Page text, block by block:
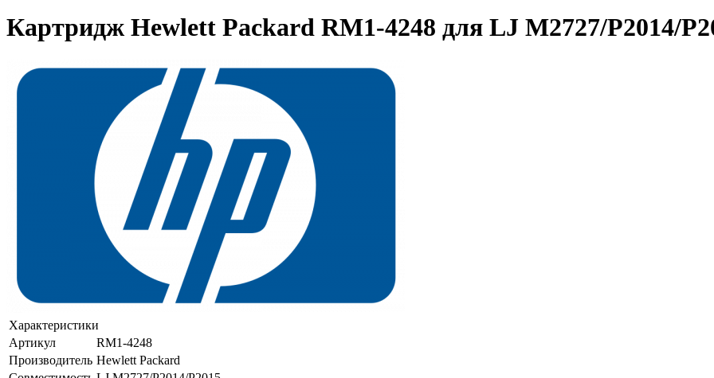
Картридж Hewlett Packard RM1-4248 для LJ M2727/P2014/
Характеристики
Артикул
RM1-4248
Производитель Hewlett Packard